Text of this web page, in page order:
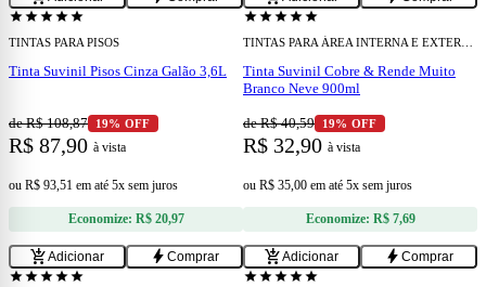
starstarstarstarstar
TINTAS PARA PISOS
Tinta Suvinil Pisos Cinza Galão 3,6L
de R$ 108,87 19% OFF
R$ 87,90 à vista
ou R$ 93,51 em até 5x sem juros
Economize: R$ 20,97
add_shopping_cartAdicionar bolt Comprar
starstarstarstarstar
Tinta Suvinil Cobre & Rende Muito
Branco Neve 900ml
de R$ 40,59 19% OFF
R$ 32,90 à vista
ou R$ 35,00 em até 5x sem juros
Economize: R$ 7,69
add_shopping_cartAdicionar bolt Comprar
add
starstarstarstarstar
add
starstarstarstarstar